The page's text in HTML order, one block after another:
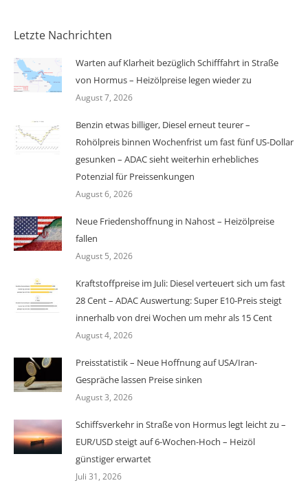
Letzte Nachrichten
Warten auf Klarheit bezüglich Schifffahrt in Straße
von Hormus – Heizölpreise legen wieder zu
August 7, 2026
Benzin etwas billiger, Diesel erneut teurer –
Rohölpreis binnen Wochenfrist um fast fünf US-Dollar
gesunken – ADAC sieht weiterhin erhebliches
Potenzial für Preissenkungen
August 6, 2026
Neue Friedenshoffnung in Nahost – Heizölpreise
fallen
August 5, 2026
Kraftstoffpreise im Juli: Diesel verteuert sich um fast
28 Cent – ADAC Auswertung: Super E10-Preis steigt
innerhalb von drei Wochen um mehr als 15 Cent
August 4, 2026
Preisstatistik – Neue Hoffnung auf USA/Iran-
Gespräche lassen Preise sinken
August 3, 2026
Schiffsverkehr in Straße von Hormus legt leicht zu –
EUR/USD steigt auf 6-Wochen-Hoch – Heizöl
günstiger erwartet
Juli 31, 2026